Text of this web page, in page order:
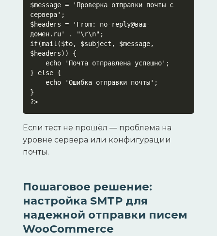
$message = 'Проверка отправки почты с
сервера';
$headers = 'From: no-reply@ваш-
домен.ru' . "\r\n";
if(mail($to, $subject, $message,
$headers)) {
} else {
}
?>
Если тест не прошёл — проблема на
уровне сервера или конфигурации
почты.
Пошаговое решение:
настройка SMTP для
надежной отправки писем
WooCommerce